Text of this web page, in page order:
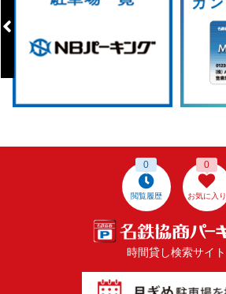
閲覧履歴
0
お気に入り
0
時間貸し検索サイト